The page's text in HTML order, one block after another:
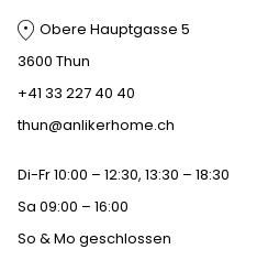
Obere Hauptgasse 5
3600 Thun
+41 33 227 40 40
thun@anlikerhome.ch
Di-Fr 10:00 – 12:30, 13:30 – 18:30
Sa 09:00 – 16:00
So & Mo geschlossen